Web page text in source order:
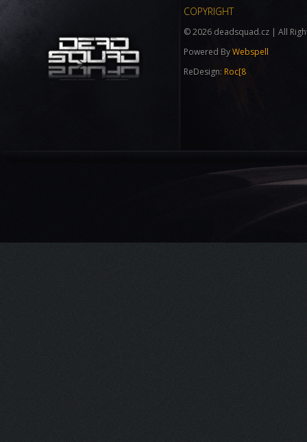
PwN3R_BoSsis our new user now!
26.01.2018 00:05
is our new user now!
25.01.2018 18:10
COPYRIGHT
©2026 deadsquad.cz | All
Powered ByWebspell
ReDesign: Roc[8